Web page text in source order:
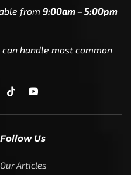
from 9:00am – 5:00pm
handle most common
Follow Us
Our Articles